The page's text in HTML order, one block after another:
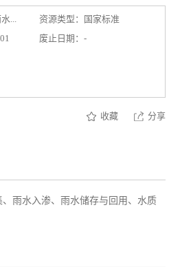
...
资源类型：国家标准
废止日期：-
收藏 分享
雨水入渗、雨水储存与回用、水质